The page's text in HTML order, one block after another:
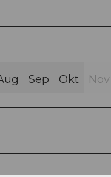
Sep Okt Nov